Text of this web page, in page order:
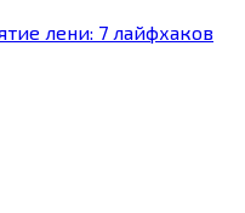
лени: 7 лайфхаков